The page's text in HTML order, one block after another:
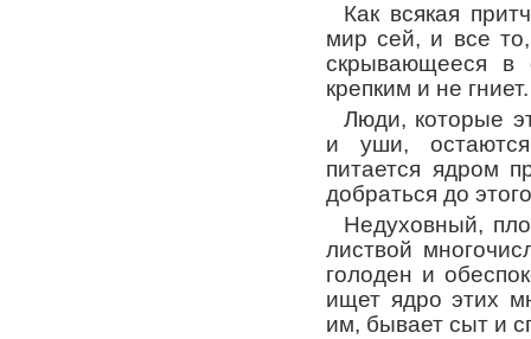
Как всякая
мир сей, и все
скрывающееся в
крепким и не гниет.
Люди, которые
и уши,
питается ядром
добраться до
Недуховный,
листвой
голоден и
ищет ядро этих
им, бывает сыт и